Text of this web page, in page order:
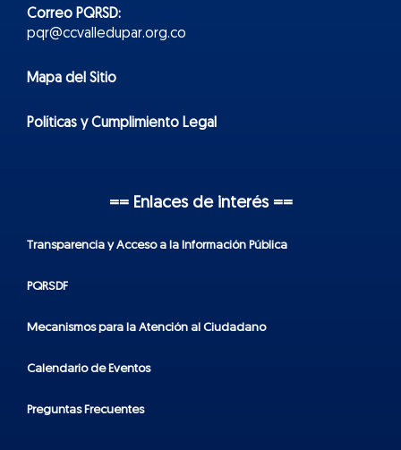
Correo PQRSD:
pqr@ccvalledupar.org.co
Mapa del Sitio
Políticas y Cumplimiento Legal
== Enlaces de interés ==
Transparencia y Acceso a la Información Pública
PQRSDF
Mecanismos para la Atención al Ciudadano
Calendario de Eventos
Preguntas Frecuentes